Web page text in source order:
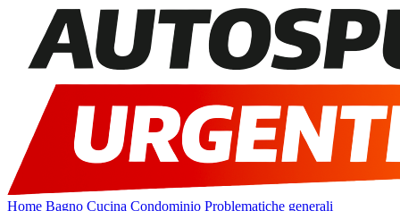
Home Bagno Cucina Condominio Problematiche generali